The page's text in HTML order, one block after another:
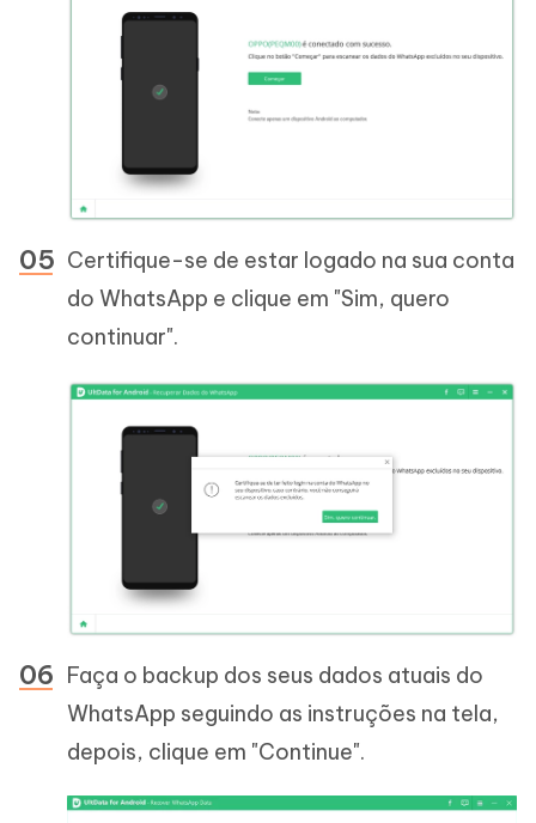
Certifique-se de estar logado na sua conta
do WhatsApp e clique em "Sim, quero
continuar".
Faça o backup dos seus dados atuais do
WhatsApp seguindo as instruções na tela,
depois, clique em "Continue".